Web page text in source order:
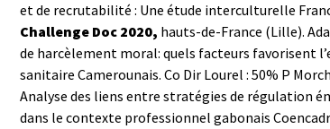
et de recrutabilité : Une étude interculturelle
Challenge Doc 2020, hauts-de-France (Lille).
de harcèlement moral: quels facteurs favorisent
sanitaire Camerounais. Co Dir Lourel : 50% P
Analyse des liens entre stratégies de régulation
dans le contexte professionnel gabonais